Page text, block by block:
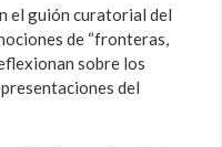
el guión curatorial del
de “fronteras,
sobre los
del